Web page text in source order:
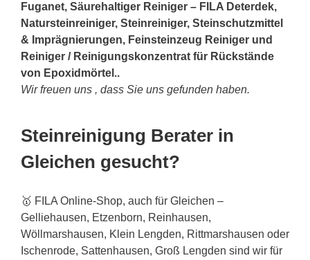
Fuganet, Säurehaltiger Reiniger – FILA Deterdek,
Natursteinreiniger, Steinreiniger, Steinschutzmittel
& Imprägnierungen, Feinsteinzeug Reiniger und
Reiniger / Reinigungskonzentrat für Rückstände
von Epoxidmörtel..
Wir freuen uns , dass Sie uns gefunden haben.
Steinreinigung Berater in
Gleichen gesucht?
🥇 FILA Online-Shop, auch für Gleichen –
Gelliehausen, Etzenborn, Reinhausen,
Wöllmarshausen, Klein Lengden, Rittmarshausen oder
Ischenrode, Sattenhausen, Groß Lengden sind wir für